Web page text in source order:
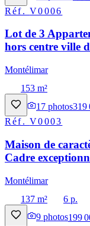
Réf.V0006
Lot de 3
hors centre ville
Montélimar
153 m²
17 photos319
Réf.V0003
Maison de
Cadre
Montélimar
137 m²
6 p.
9 photos199